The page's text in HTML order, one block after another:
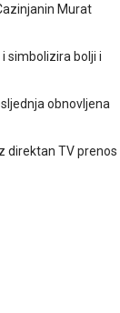
Murat
simbolizira bolji i
obnovljena
direktan TV prenos